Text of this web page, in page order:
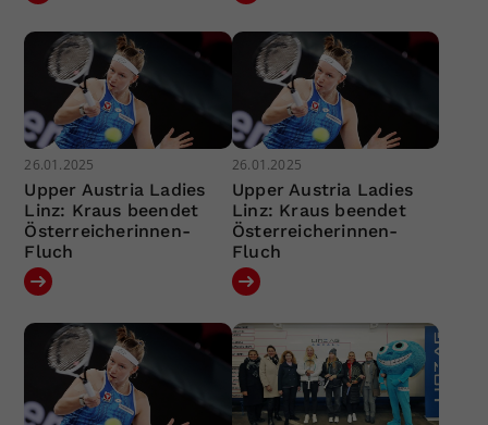
26.01.2025
Upper Austria Ladies
Linz: Kraus beendet
Österreicherinnen-
Fluch
26.01.2025
Upper Austria Ladies
Linz: Kraus beendet
Österreicherinnen-
Fluch